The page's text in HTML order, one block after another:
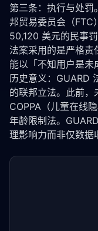
第三条：执行与处
邦贸易委员会（FTC
50,120 美元的民事
法案采用的是严格
能以「不知用户是未
历史意义：GUARD
的联邦立法。此前，
COPPA（儿童在线
年龄限制法。
理影响力而非仅数据